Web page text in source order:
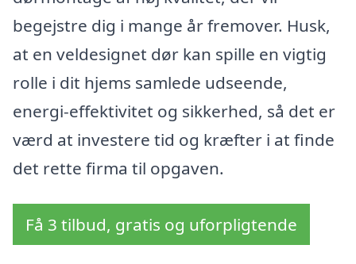
begejstre dig i mange år fremover. Husk,
at en veldesignet dør kan spille en vigtig
rolle i dit hjems samlede udseende,
energi-effektivitet og sikkerhed, så det er
værd at investere tid og kræfter i at finde
det rette firma til opgaven.
Få 3 tilbud, gratis og uforpligtende